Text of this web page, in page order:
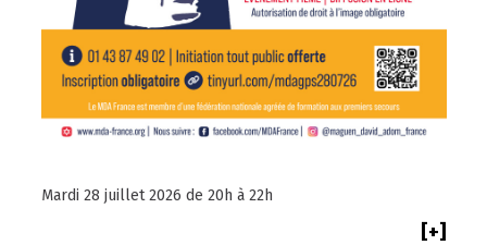
Mardi 28 juillet 2026 de 20h à 22h
[+]